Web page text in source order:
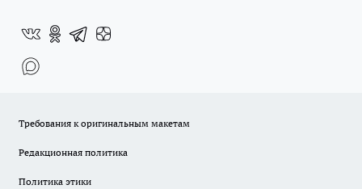
Требования к оригинальным макетам
Редакционная политика
Политика этики